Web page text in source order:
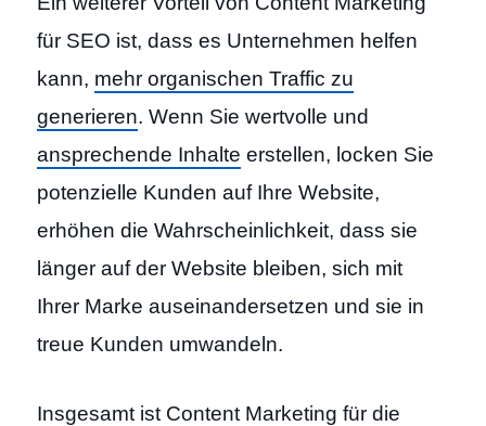
für SEO ist, dass es Unternehmen helfen
kann, mehr organischen Traffic zu
generieren. Wenn Sie wertvolle und
ansprechende Inhalte erstellen, locken Sie
potenzielle Kunden auf Ihre Website,
erhöhen die Wahrscheinlichkeit, dass sie
länger auf der Website bleiben, sich mit
Ihrer Marke auseinandersetzen und sie in
treue Kunden umwandeln.
Insgesamt ist Content Marketing für die